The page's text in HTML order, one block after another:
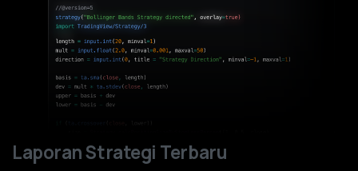
Laporan Strategi Terbaru